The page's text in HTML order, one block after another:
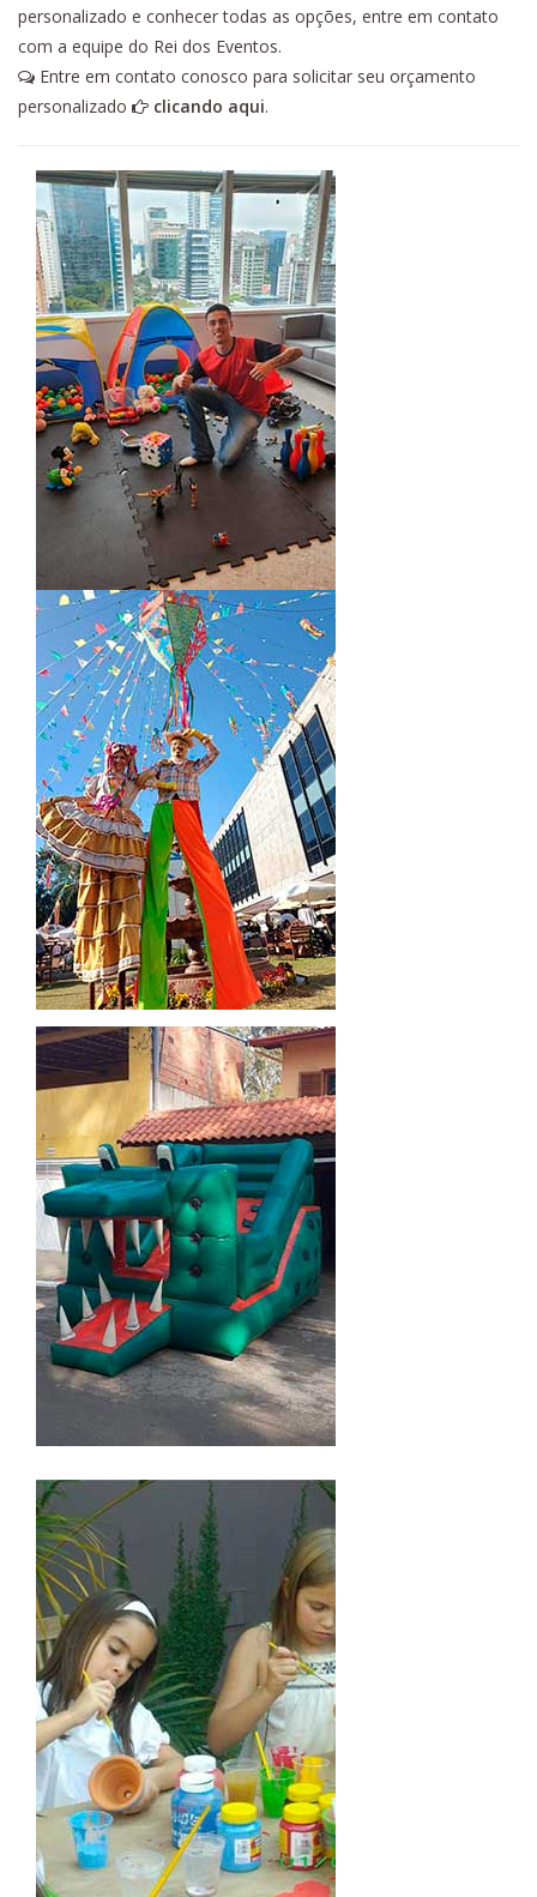
personalizado e conhecer todas as opções, entre em contato
com a equipe do Rei dos Eventos.
Entre em contato conosco para solicitar seu orçamento
personalizado
clicando aqui.